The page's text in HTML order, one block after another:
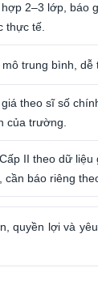
hợp 2–3 lớp, báo
thực tế.
trung bình, dễ
theo sĩ số
của trường.
II theo dữ liệu
cần báo riêng
quyền lợi và